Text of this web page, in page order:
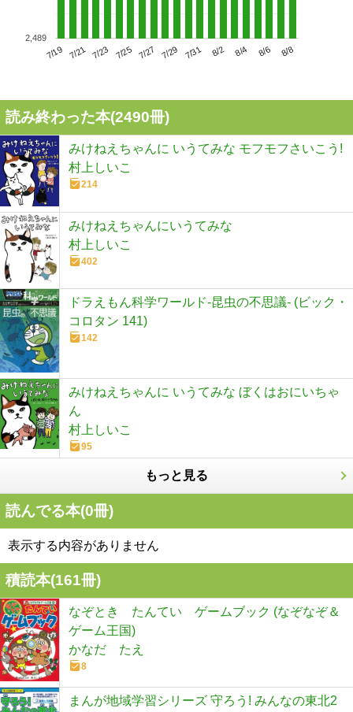
7/19 7/21 7/23 7/25 7/27 7/29 7/31 8/2 8/4 8/6 8/8
2,489
読み終わった本(2490冊)
みけねえちゃんに いうてみな モフモフさいこう!
村上しいこ
214
みけねえちゃんにいうてみな
村上しいこ
402
ドラえもん科学ワールド-昆虫の不思議- (ビック・
コロタン 141)
142
みけねえちゃんに いうてみな ぼくはおにいちゃ
ん
村上しいこ
95
もっと見る
読んでる本(0冊)
表示する内容がありません
積読本(161冊)
なぞとき たんてい ゲームブック (なぞなぞ＆
ゲーム王国)
かなだ たえ
8
まんが地域学習シリーズ 守ろう! みんなの東北2